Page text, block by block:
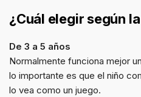
¿Cuál elegir según
De 3 a 5 años
Normalmente funciona mejor
lo importante es que el niño
lo vea como un juego.